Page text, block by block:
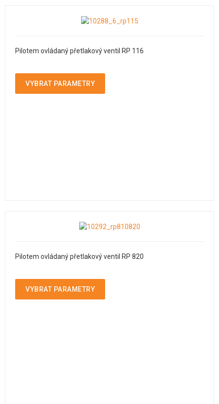
Pilotem ovládaný přetlakový ventil RP 116
VYBRAT PARAMETRY
Pilotem ovládaný přetlakový ventil RP 820
VYBRAT PARAMETRY